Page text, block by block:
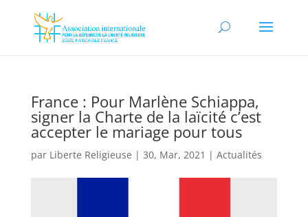
France : Pour Marlène Schiappa,
signer la Charte de la laïcité c’est
accepter le mariage pour tous
par Liberte Religieuse | 30, Mar, 2021 | Actualités